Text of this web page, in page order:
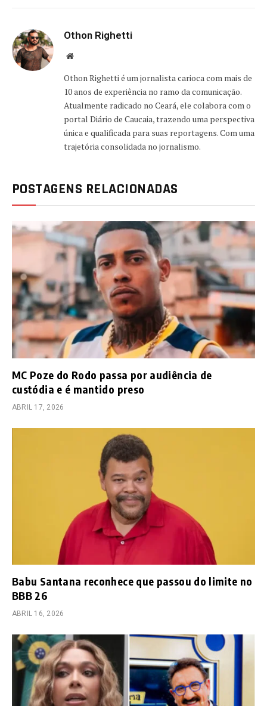
Othon Righetti
Website
Othon Righetti é um jornalista carioca com mais de
10 anos de experiência no ramo da comunicação.
Atualmente radicado no Ceará, ele colabora com o
portal Diário de Caucaia, trazendo uma perspectiva
única e qualificada para suas reportagens. Com uma
trajetória consolidada no jornalismo.
POSTAGENS RELACIONADAS
MC Poze do Rodo passa por audiência de
custódia e é mantido preso
ABRIL 17, 2026
Babu Santana reconhece que passou do limite no
BBB 26
ABRIL 16, 2026